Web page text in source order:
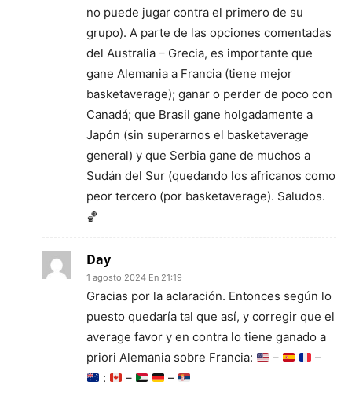
no puede jugar contra el primero de su
grupo). A parte de las opciones comentadas
del Australia – Grecia, es importante que
gane Alemania a Francia (tiene mejor
basketaverage); ganar o perder de poco con
Canadá; que Brasil gane holgadamente a
Japón (sin superarnos el basketaverage
general) y que Serbia gane de muchos a
Sudán del Sur (quedando los africanos como
peor tercero (por basketaverage). Saludos.
🏀
Day
1 agosto 2024 En 21:19
Gracias por la aclaración. Entonces según lo
puesto quedaría tal que así, y corregir que el
average favor y en contra lo tiene ganado a
priori Alemania sobre Francia:
–
–
:
– –